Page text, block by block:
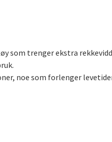
som trenger ekstra
noe som forlenger